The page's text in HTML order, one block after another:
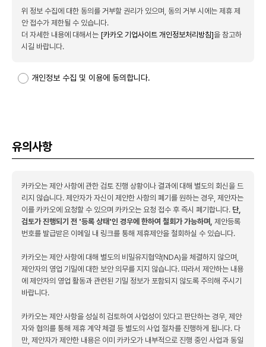
위 정보 수집에 대한 동의를 거부할 권리가 있으며, 동의 거부 시에는 제휴 제
안 접수가 제한될 수 있습니다.
더 자세한 내용에 대해서는 [카카오 기업사이트 개인정보처리방침]을 참고하
시길 바랍니다.
개인정보 수집 및 이용에 동의합니다.
유의사항
카카오는 제안 사항에 관한 검토 진행 상황이나 결과에 대해 별도의 회신을 드
리지 않습니다. 제안자가 자신이 제안한 사항의 폐기를 원하는 경우, 제안자는
이를 카카오에 요청할 수 있으며 카카오는 요청 접수 후 즉시 폐기합니다. 단,
검토가 진행되기 전 '등록 상태'인 경우에 한하여 철회가 가능하며 , 제안등록
번호를 발급받은 이메일 내 링크를 통해 제휴제안을 철회하실 수 있습니다.
카카오는 제안 사항에 대해 별도의 비밀유지협약(NDA)을 체결하지 않으며,
제안자의 영업 기밀에 대한 보안 의무를 지지 않습니다. 따라서 제안하는 내용
에 제안자의 영업 활동과 관련된 기밀 정보가 포함되지 않도록 주의해 주시기
바랍니다.
카카오는 제안 사항을 성실히 검토하여 사업성이 있다고 판단하는 경우, 제안
자와 협의를 통해 제휴 계약 체결 등 별도의 사업 절차를 진행하게 됩니다. 다
만, 제안자가 제안한 내용은 이미 카카오가 내부적으로 진행 중인 사업과 동일